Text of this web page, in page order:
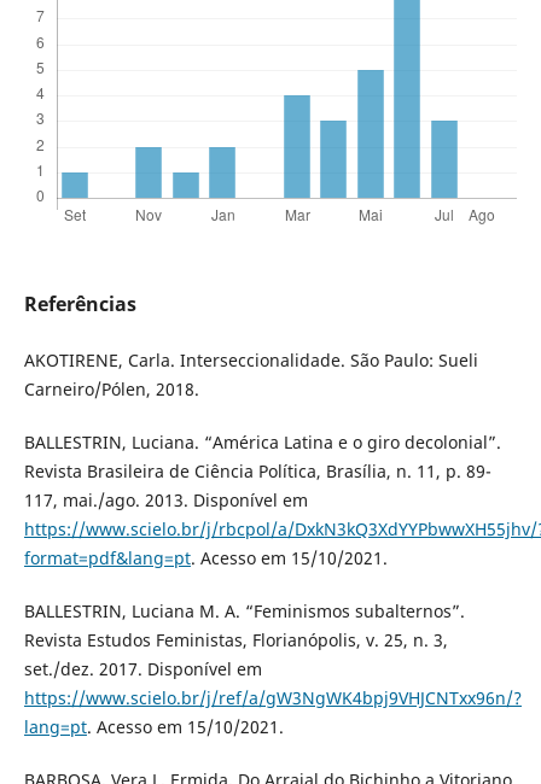
Referências
AKOTIRENE, Carla. Interseccionalidade. São Paulo: Sueli
Carneiro/Pólen, 2018.
BALLESTRIN, Luciana. “América Latina e o giro decolonial”.
Revista Brasileira de Ciência Política, Brasília, n. 11, p. 89-
117, mai./ago. 2013. Disponível em
https://www.scielo.br/j/rbcpol/a/DxkN3kQ3XdYYPbwwXH55jhv/
format=pdf&lang=pt. Acesso em 15/10/2021.
BALLESTRIN, Luciana M. A. “Feminismos subalternos”.
Revista Estudos Feministas, Florianópolis, v. 25, n. 3,
set./dez. 2017. Disponível em
https://www.scielo.br/j/ref/a/gW3NgWK4bpj9VHJCNTxx96n/?
lang=pt. Acesso em 15/10/2021.